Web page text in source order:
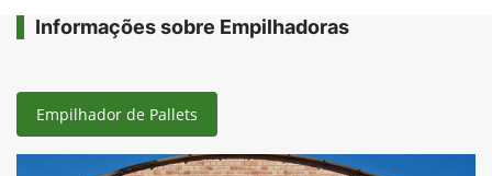
Informações sobre Empilhadoras
Empilhador de Pallets